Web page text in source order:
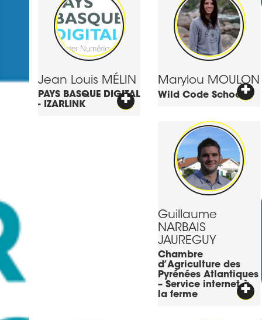
Jean Louis MÉLIN
PAYS BASQUE DIGITAL
- IZARLINK
+
Marylou MOULON
Wild Code School+
Guillaume
NARBAIS
JAUREGUY
Chambre
d’Agriculture des
Pyrénées Atlantiques
– Service internet à
la ferme
+